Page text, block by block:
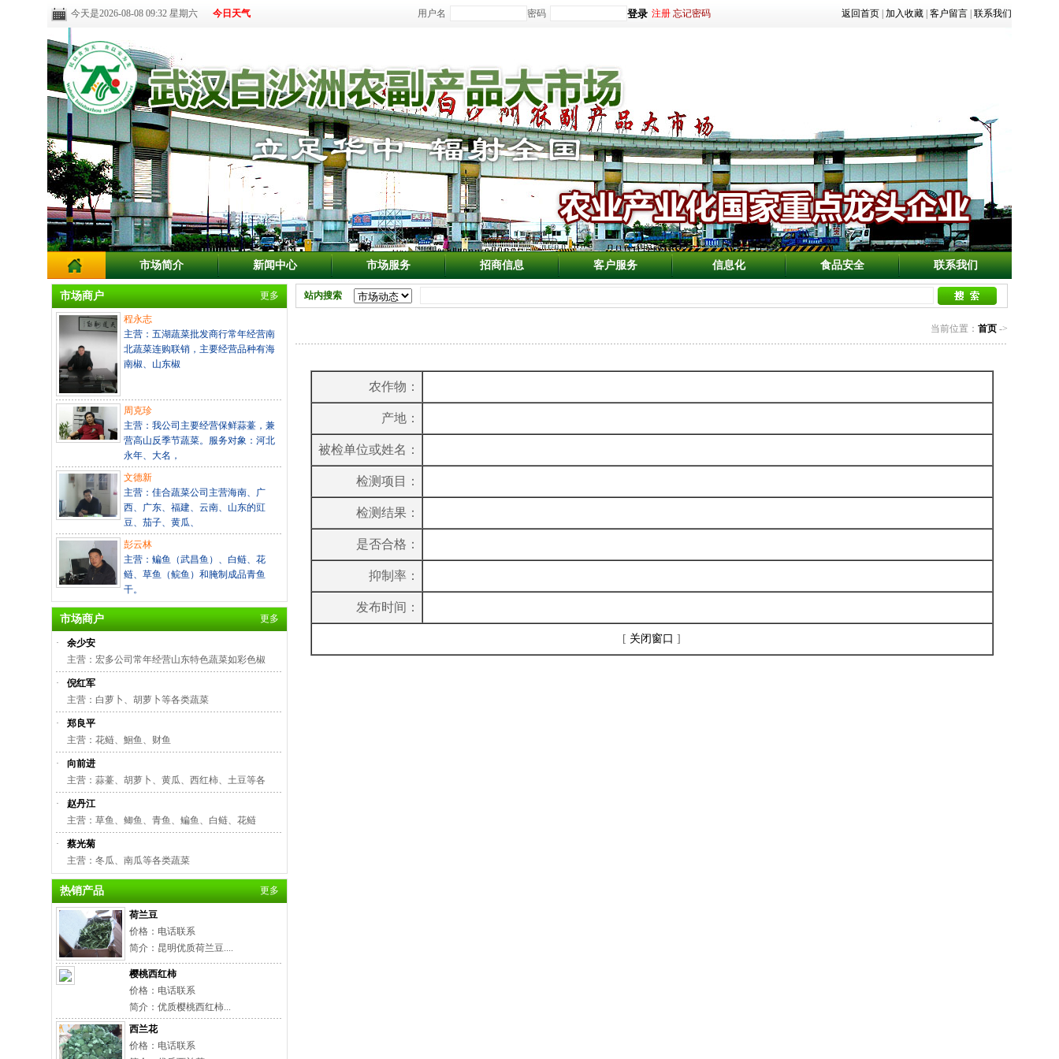
今天是2026-08-08 09:32 星期六 今日天气 用户名 密码 注册 忘记密码 返回首页 加入收藏 客户留言 联系我们
市场简介 新闻中心 市场服务 招商信息 客户服务 信息化 食品安全 联系我们
市场商户 更多
程永志
主营：五湖蔬菜批发商行常年经营南
北蔬菜连购联销，主要经营品种有海
南椒、山东椒
周克珍
主营：我公司主要经营保鲜蒜薹，兼
营高山反季节蔬菜。服务对象：河北
永年、大名，
文德新
主营：佳合蔬菜公司主营海南、广
西、广东、福建、云南、山东的豇
豆、茄子、黄瓜、
彭云林
主营：鳊鱼（武昌鱼）、白鲢、花
鲢、草鱼（鲩鱼）和腌制成品青鱼
干。
市场商户 更多
·
余少安
主营：宏多公司常年经营山东特色蔬菜如彩色椒
·
倪红军
主营：白萝卜、胡萝卜等各类蔬菜
·
郑良平
主营：花鲢、鮰鱼、财鱼
·
向前进
主营：蒜薹、胡萝卜、黄瓜、西红柿、土豆等各
·
赵丹江
主营：草鱼、鲫鱼、青鱼、鳊鱼、白鲢、花鲢
·
蔡光菊
主营：冬瓜、南瓜等各类蔬菜
热销产品 更多
荷兰豆
价格：电话联系
简介：昆明优质荷兰豆....
樱桃西红柿
价格：电话联系
简介：优质樱桃西红柿...
西兰花
价格：电话联系
站内搜索
当前位置： 首页 ->
农作物：
产地：
被检单位或姓名：
检测项目：
检测结果：
是否合格：
抑制率：
发布时间：
[ 关闭窗口 ]